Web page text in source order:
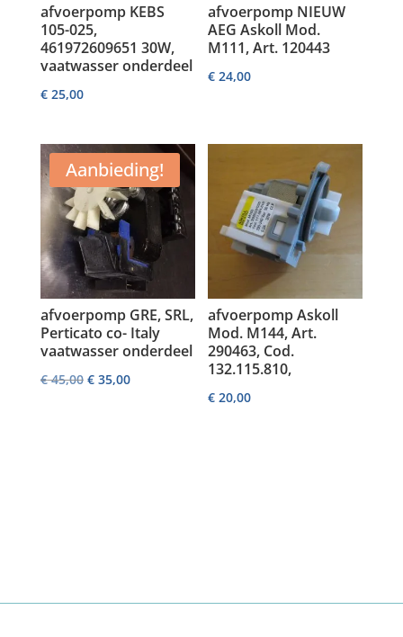
afvoerpomp KEBS
105-025,
461972609651 30W,
vaatwasser onderdeel
€25,00
afvoerpomp NIEUW
AEG Askoll Mod.
M111, Art. 120443
€ 24,00
Aanbieding!
afvoerpomp GRE, SRL,
Perticato co- Italy
vaatwasser onderdeel
€45,00 Oorspronkelijke
€35,00Huidige
afvoerpomp Askoll
Mod. M144, Art.
290463, Cod.
132.115.810,
€ 20,00